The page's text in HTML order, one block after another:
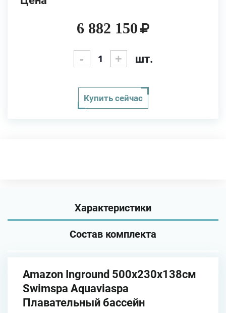
6 882 150
-
+ шт.
Купить сейчас
Характеристики
Состав комплекта
Amazon Inground 500х230х138см
Swimspa Aquaviaspa
Плавательный бассейн